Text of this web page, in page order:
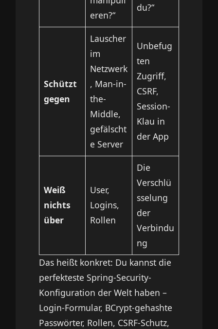
eren?“
du?“
Schützt
gegen
Lauscher
im
Netzwerk
, Man-in-
the-
Middle,
gefälscht
e Server
Unbefug
ten
Zugriff,
CSRF,
Session-
Klau in
der App
Weiß
nichts
über
User,
Logins,
Rollen
Die
Verschlü
sselung
der
Verbindu
ng
Das heißt konkret: Du kannst die
perfekteste Spring-Security-
Konfiguration der Welt haben –
Login-Formular, BCrypt-gehashte
Passwörter, Rollen, CSRF-Schutz,